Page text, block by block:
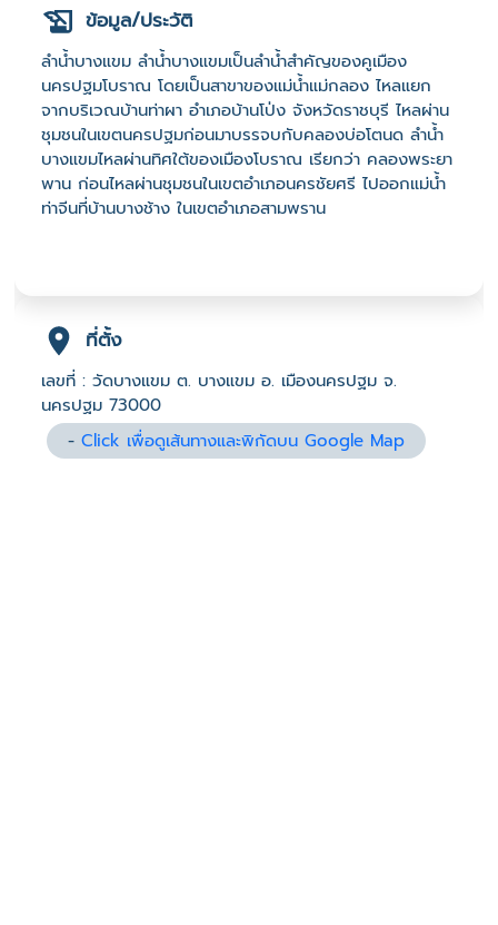
ข้อมูล/ประวัติ
ลำน้ำบางแขม ลำน้ำบางแขมเป็นลำน้ำสำคัญของคูเมือง
นครปฐมโบราณ โดยเป็นสาขาของแม่น้ำแม่กลอง ไหลแยก
จากบริเวณบ้านท่าผา อำเภอบ้านโป่ง จังหวัดราชบุรี ไหลผ่าน
ชุมชนในเขตนครปฐมก่อนมาบรรจบกับคลองบ่อโตนด ลำน้ำ
บางแขมไหลผ่านทิศใต้ของเมืองโบราณ เรียกว่า คลองพระยา
พาน ก่อนไหลผ่านชุมชนในเขตอำเภอนครชัยศรี ไปออกแม่น้ำ
ท่าจีนที่บ้านบางช้าง ในเขตอำเภอสามพราน
ที่ตั้ง
เลขที่ : วัดบางแขม ต. บางแขม อ. เมืองนครปฐม จ.
นครปฐม 73000
-Click เพื่อดูเส้นทางและพิกัดบน Google Map